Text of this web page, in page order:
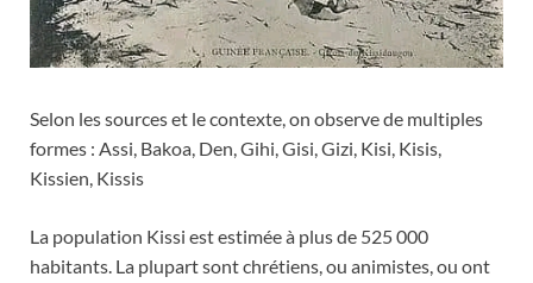
Selon les sources et le contexte, on observe de multiples
formes : Assi, Bakoa, Den, Gihi, Gisi, Gizi, Kisi, Kisis,
Kissien, Kissis
La population Kissi est estimée à plus de 525 000
habitants. La plupart sont chrétiens, ou animistes, ou ont